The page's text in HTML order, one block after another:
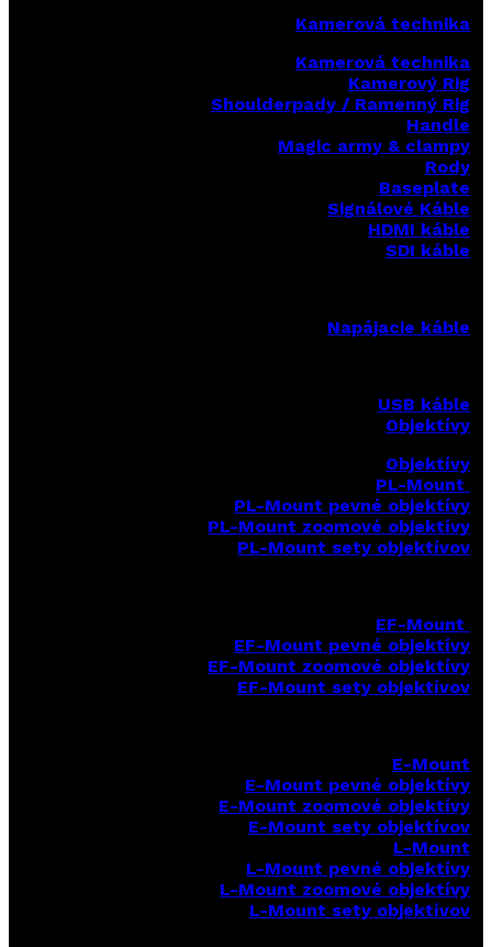
Kamerová technika
Kamerová technika
Kamerový Rig
Shoulderpady / Ramenný Rig
Handle
Magic army & clampy
Rody
Baseplate
Signálové Káble
HDMI káble
SDI káble
Napájacie káble
USB káble
Objektívy
Objektívy
PL-Mount
PL-Mount pevné objektívy
PL-Mount zoomové objektívy
PL-Mount sety objektívov
EF-Mount
EF-Mount pevné objektívy
EF-Mount zoomové objektívy
EF-Mount sety objektívov
E-Mount
E-Mount pevné objektívy
E-Mount zoomové objektívy
E-Mount sety objektívov
L-Mount
L-Mount pevné objektívy
L-Mount zoomové objektívy
L-Mount sety objektívov